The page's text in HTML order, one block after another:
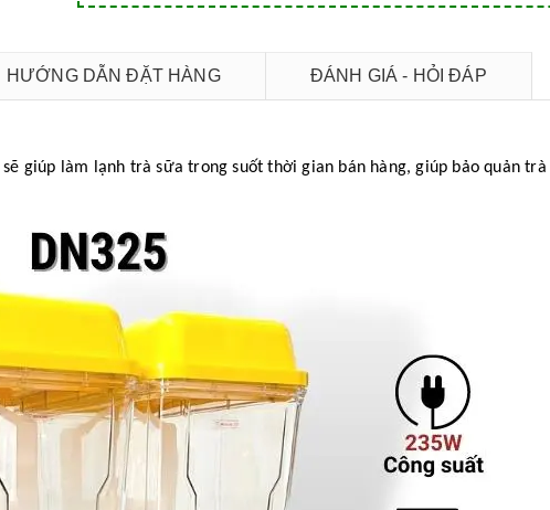
HƯỚNG DẪN ĐẶT HÀNG ĐÁNH GIÁ - HỎI ĐÁP
sẽ giúp làm lạnh trà sữa trong suốt thời gian bán hàng, giúp bảo quản trà